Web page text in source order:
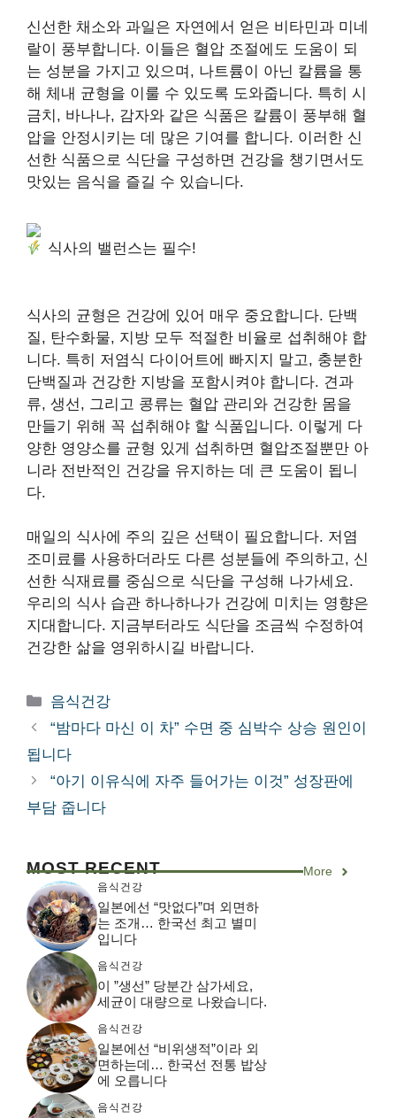
신선한 채소와 과일은 자연에서 얻은 비타민과 미네
랄이 풍부합니다. 이들은 혈압 조절에도 도움이 되
는 성분을 가지고 있으며, 나트륨이 아닌 칼륨을 통
해 체내 균형을 이룰 수 있도록 도와줍니다. 특히 시
금치, 바나나, 감자와 같은 식품은 칼륨이 풍부해 혈
압을 안정시키는 데 많은 기여를 합니다. 이러한 신
선한 식품으로 식단을 구성하면 건강을 챙기면서도
맛있는 음식을 즐길 수 있습니다.
식사의 밸런스는 필수!
식사의 균형은 건강에 있어 매우 중요합니다. 단백
질, 탄수화물, 지방 모두 적절한 비율로 섭취해야 합
니다. 특히 저염식 다이어트에 빠지지 말고, 충분한
단백질과 건강한 지방을 포함시켜야 합니다. 견과
류, 생선, 그리고 콩류는 혈압 관리와 건강한 몸을
만들기 위해 꼭 섭취해야 할 식품입니다. 이렇게 다
양한 영양소를 균형 있게 섭취하면 혈압조절뿐만 아
니라 전반적인 건강을 유지하는 데 큰 도움이 됩니
다.
매일의 식사에 주의 깊은 선택이 필요합니다. 저염
조미료를 사용하더라도 다른 성분들에 주의하고, 신
선한 식재료를 중심으로 식단을 구성해 나가세요.
우리의 식사 습관 하나하나가 건강에 미치는 영향은
지대합니다. 지금부터라도 식단을 조금씩 수정하여
건강한 삶을 영위하시길 바랍니다.
카
테
리
음식건강
“밤마다 마신 이 차” 수면 중 심박수 상승 원인이
됩니다
“아기 이유식에 자주 들어가는 이것” 성장판에
부담 줍니다
MOST RECENT More
음식건강
일본에선 “맛없다”며 외면하
는 조개… 한국선 최고 별미
입니다
음식건강
이 ”생선” 당분간 삼가세요,
세균이 대량으로 나왔습니다.
음식건강
일본에선 “비위생적”이라 외
면하는데… 한국선 전통 밥상
에 오릅니다
음식건강